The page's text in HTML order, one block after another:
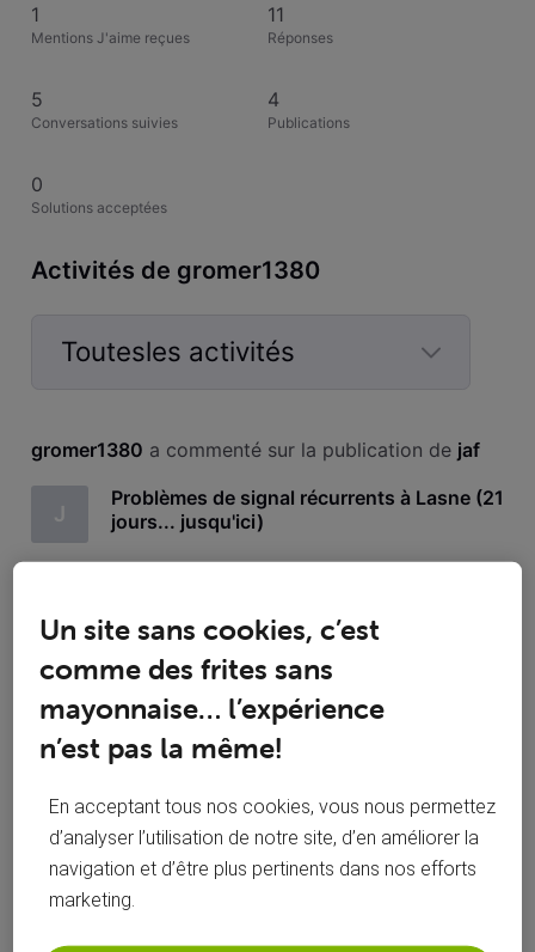
1
Mentions J'aime reçues
11
Réponses
5
Conversations suivies
4
Publications
0
Solutions acceptées
Activités de gromer1380
Toutesles activités
activités
gromer1380 a commenté sur la publication de jaf
J
Problèmes de signal récurrents à Lasne (21
jours... jusqu'ici)
enregistrement indication de l'erreur 4020. Pendant 5 jours
incluant le week-end dernier c'était impossible de regarder
quoi que ce soit... On m'a gentiment proposé une note de
G
facture afin de payer un service désastreux
depuis plus de 2 semaines !!!!
gromer1380 a commenté sur la publication de jaf
J
Un site sans cookies, c’est
comme des frites sans
mayonnaise… l’expérience
n’est pas la même!
En acceptant tous nos cookies, vous nous permettez
d’analyser l’utilisation de notre site, d’en améliorer la
navigation et d’être plus pertinents dans nos efforts
marketing.